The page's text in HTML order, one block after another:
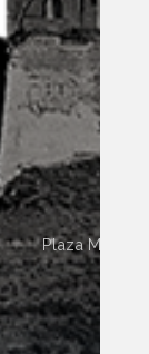
Plaza Mayor 4